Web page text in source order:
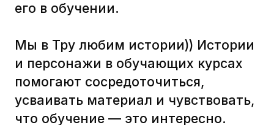
каждого читателя курса есть
глазком, что еще интересного узнал
Антон про гибридный формат
работы.